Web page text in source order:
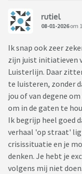
rutiel
08-01-2026om
Ik snap ook zeer
zijn juist initiatieven
Luisterlijn. Daar
te luisteren, zonder
jou of van degene
om in de gaten te
Ik begrijp heel goed
verhaal 'op straat'
crisissituatie en je
denken. Je hebt je
volgens mij niet